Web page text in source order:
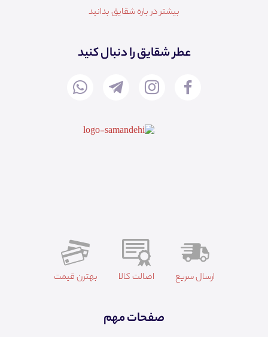
بیشتر در باره شقایق بدانید
عطر شقایق را دنبال کنید
ارسال سریع اصالت کالا بهترن قیمت
صفحات مهم